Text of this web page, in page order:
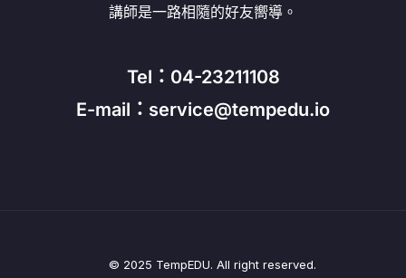
講師是一路相隨的好友嚮導。
Tel：04-23211108
E-mail：service@tempedu.io
© 2025 TempEDU. All right reserved.